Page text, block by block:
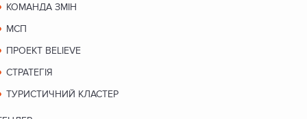
КОМАНДА ЗМІН
МСП
ПРОЕКТ BELIEVE
СТРАТЕГІЯ
ТУРИСТИЧНИЙ КЛАСТЕР